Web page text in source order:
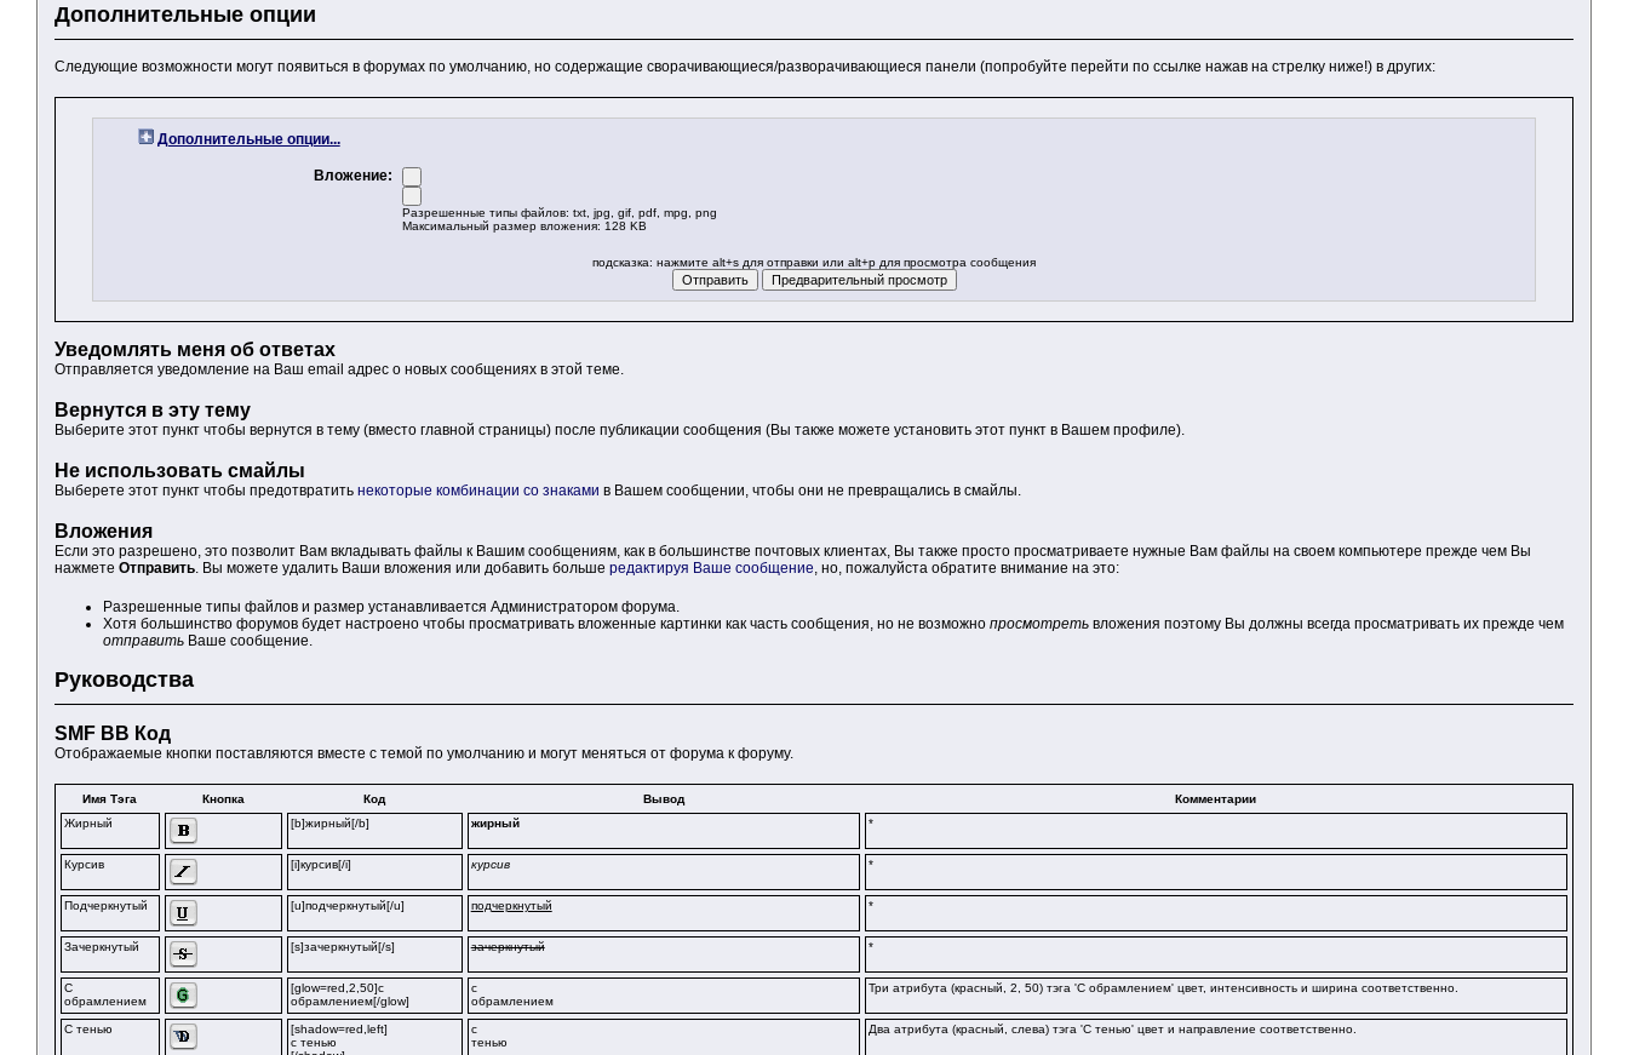
Дополнительные опции
Следующие возможности могут появиться в форумах по умолчанию, но содержащие сворачивающиеся/разворачивающиеся панели (попробуйте перейти по ссылке нажав на стрелку ниже!) в других:
Дополнительные опции...
Вложение:
Разрешенные типы файлов: txt, jpg, gif, pdf, mpg, png
Максимальный размер вложения: 128 KB
подсказка: нажмите alt+s для отправки или alt+p для просмотра сообщения
Уведомлять меня об ответах
Отправляется уведомление на Ваш email адрес о новых сообщениях в этой теме.
Вернутся в эту тему
Выберите этот пункт чтобы вернутся в тему (вместо главной страницы) после публикации сообщения (Вы также можете установить этот пункт в Вашем профиле).
Не использовать смайлы
Выберете этот пункт чтобы предотвратить некоторые комбинации со знаками в Вашем сообщении, чтобы они не превращались в смайлы.
Вложения
Если это разрешено, это позволит Вам вкладывать файлы к Вашим сообщениям, как в большинстве почтовых клиентах, Вы также просто просматриваете нужные Вам файлы на своем компьютере прежде чем Вы
нажмете Отправить. Вы можете удалить Ваши вложения или добавить больше редактируя Ваше сообщение, но, пожалуйста обратите внимание на это:
Разрешенные типы файлов и размер устанавливается Администратором форума.
Хотя большинство форумов будет настроено чтобы просматривать вложенные картинки как часть сообщения, но не возможно просмотретьвложения поэтому Вы должны всегда просматривать их прежде чем
отправитьВаше сообщение.
Руководства
SMF BB Код
Отображаемые кнопки поставляются вместе с темой по умолчанию и могут меняться от форума к форуму.
Имя Тэга Кнопка Код Вывод
Комментарии
Жирный
[b]жирный[/b] жирный *
Курсив [i]курсив[/i] курсив *
Подчеркнутый [u]подчеркнутый[/u] подчеркнутый *
Зачеркнутый [s]зачеркнутый[/s] зачеркнутый *
С
обрамлением
[glow=red,2,50]с
обрамлением[/glow]
с
обрамлением
Три атрибута (красный, 2, 50) тэга 'С обрамлением' цвет, интенсивность и ширина соответственно.
C тенью
[shadow=red,left]
с тенью
с
тенью
Два атрибута (красный, слева) тэга 'С тенью' цвет и направление соответственно.